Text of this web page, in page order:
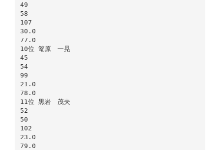
49
58
107
30.0
77.0
10位 篭原 一晃
45
54
99
21.0
78.0
11位 黒岩 茂夫
52
50
102
23.0
79.0